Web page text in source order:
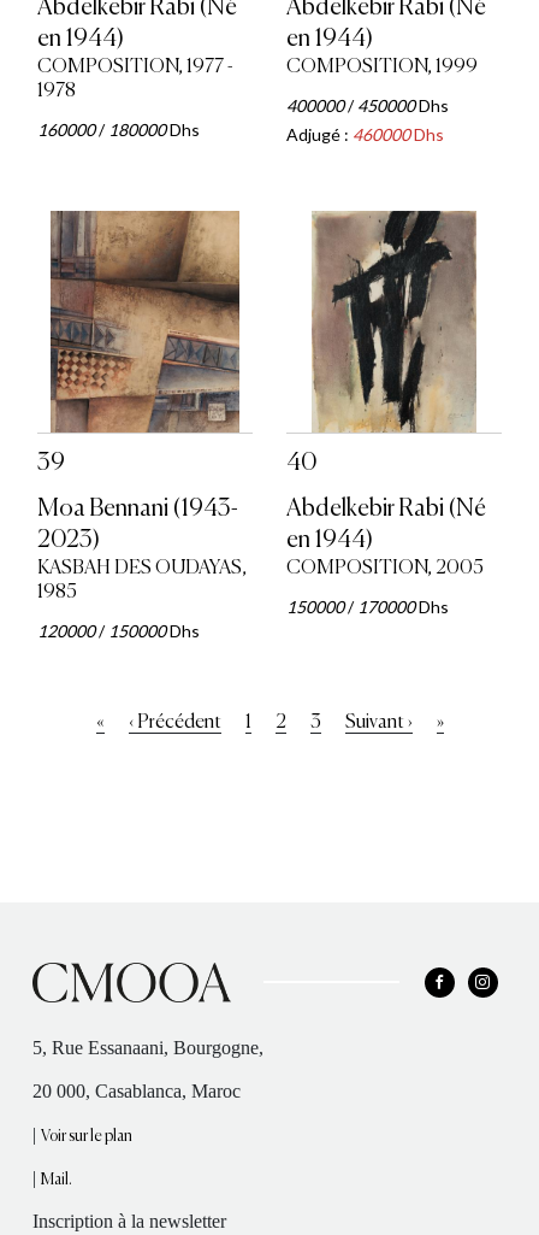
Abdelkebir Rabi (Né
en 1944)
COMPOSITION, 1977 -
1978
160000/ 180000Dhs
Abdelkebir Rabi (Né
en 1944)
COMPOSITION, 1999
400000/450000Dhs
Adjugé : 460000Dhs
39
Moa Bennani (1943-
2023)
KASBAH DES OUDAYAS,
1985
120000/ 150000Dhs
40
Abdelkebir Rabi (Né
en 1944)
COMPOSITION, 2005
150000/ 170000Dhs
PaginationPremière
«
Page
‹ Précédent Page
1
Page
2 Page
3
Page
Suivant ›
Dernière
»
5, Rue Essanaani, Bourgogne,
20 000, Casablanca, Maroc
|Voir sur le plan
|Mail.
Inscription à la newsletter